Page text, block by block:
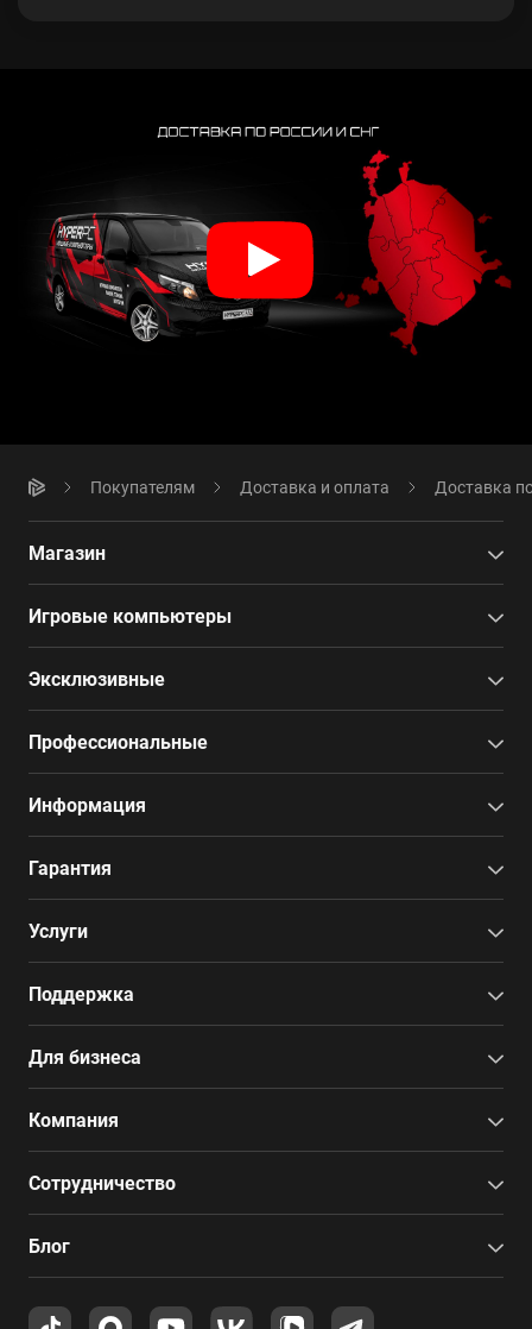
Покупателям Доставка и оплата Доставка
Магазин
Игровые компьютеры
Эксклюзивные
Профессиональные
Информация
Гарантия
Услуги
Поддержка
Для бизнеса
Компания
Сотрудничество
Блог